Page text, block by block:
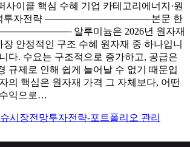
사이클 핵심 수혜 기업 카테고리에너지·원
투자전략 ────────────────본문 한
알루미늄은 2026년 원자재
안정적인 구조 수혜 원자재 중 하나입니
다. 수요는 구조적으로 증가하고, 공급은
규제로 인해 쉽게 늘어날 수 없기 때문입
의 핵심은 원자재 가격 그 자체보다, 어떤
익으로…
시장전망투자전략-포트폴리오 관리